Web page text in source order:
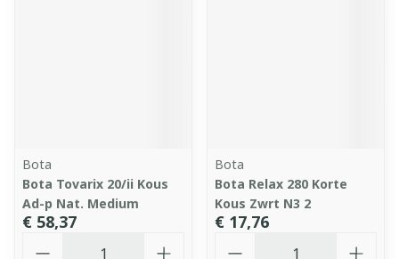
Bota
Bota Tovarix 20/ii Kous
Ad-p Nat. Medium
€ 58,37
Bota
Bota Relax 280 Korte
Kous Zwrt N3 2
€ 17,76